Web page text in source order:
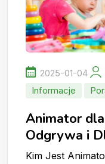
2025-01-04
Informacje
Animator
Odgrywa i
Wynająć?
Kim Jest